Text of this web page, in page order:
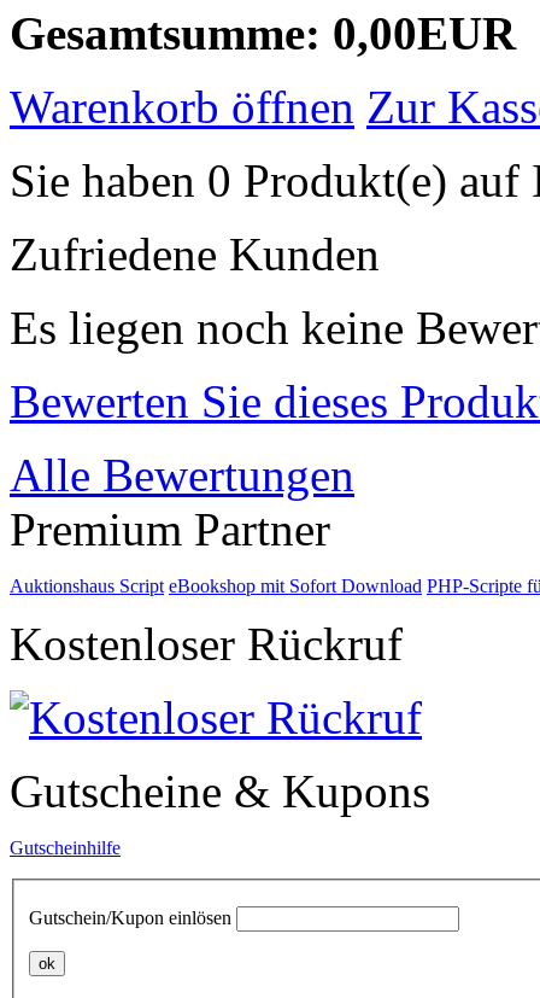
Gesamtsumme: 0,00EUR
Warenkorb öffnen Zur
Sie haben 0 Produkt(e)
Zufriedene Kunden
Es liegen noch keine
Bewerten Sie dieses
Alle Bewertungen
Premium Partner
Auktionshaus Script eBookshop mit Sofort Download PHP-Scripte
Kostenloser Rückruf
Gutscheine & Kupons
Gutscheinhilfe
Gutschein/Kupon einlösen
ok